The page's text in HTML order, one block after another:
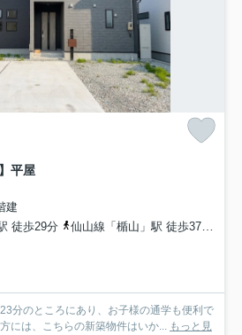
平屋
建
徒歩29分
仙山線「楯山」駅 徒歩37分
分のところにあり、お子様の通学も便利で
には、こちらの新築物件はいか... もっと見